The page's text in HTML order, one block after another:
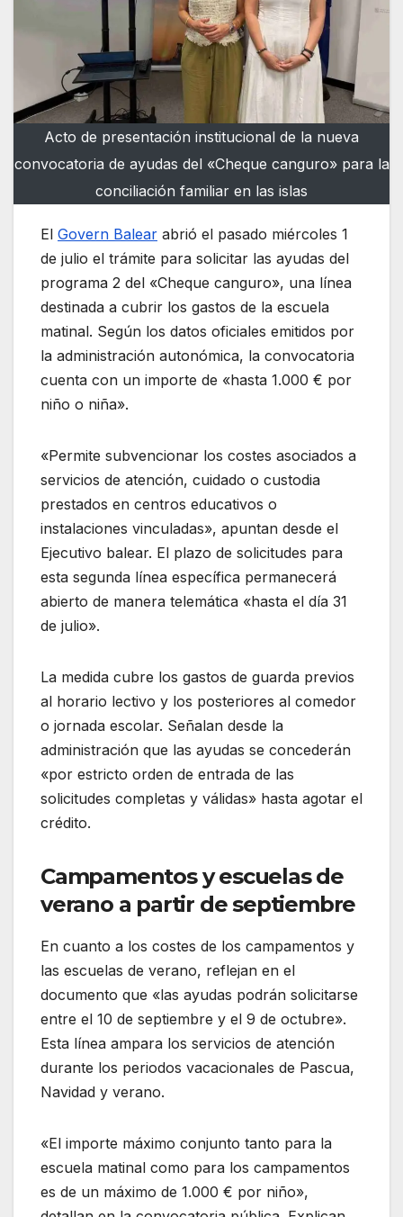
Acto de presentación institucional de la nueva
convocatoria de ayudas del «Cheque canguro» para la
conciliación familiar en las islas
El Govern Balear abrió el pasado miércoles 1
de julio el trámite para solicitar las ayudas del
programa 2 del «Cheque canguro», una línea
destinada a cubrir los gastos de la escuela
matinal. Según los datos oficiales emitidos por
la administración autonómica, la convocatoria
cuenta con un importe de «hasta 1.000 € por
niño o niña».
«Permite subvencionar los costes asociados a
servicios de atención, cuidado o custodia
prestados en centros educativos o
instalaciones vinculadas», apuntan desde el
Ejecutivo balear. El plazo de solicitudes para
esta segunda línea específica permanecerá
abierto de manera telemática «hasta el día 31
de julio».
La medida cubre los gastos de guarda previos
al horario lectivo y los posteriores al comedor
o jornada escolar. Señalan desde la
administración que las ayudas se concederán
«por estricto orden de entrada de las
solicitudes completas y válidas» hasta agotar el
crédito.
Campamentos y escuelas de
verano a partir de septiembre
En cuanto a los costes de los campamentos y
las escuelas de verano, reflejan en el
documento que «las ayudas podrán solicitarse
entre el 10 de septiembre y el 9 de octubre».
Esta línea ampara los servicios de atención
durante los periodos vacacionales de Pascua,
Navidad y verano.
«El importe máximo conjunto tanto para la
escuela matinal como para los campamentos
es de un máximo de 1.000 € por niño»,